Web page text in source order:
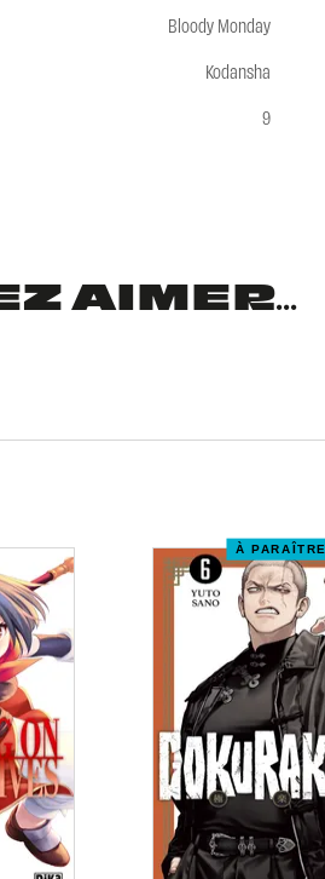
Bloody Monday
Kodansha
9
AIMER...
À PARAÎTRE